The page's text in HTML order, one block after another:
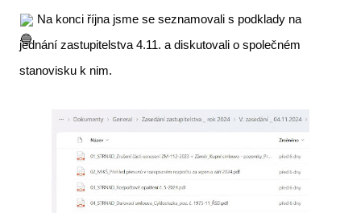
Na konci října jsme se seznamovali s podklady na
jednání zastupitelstva 4.11. a diskutovali o společném
stanovisku k nim.